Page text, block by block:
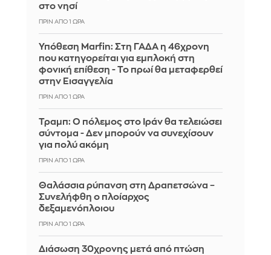
στο νησί
ΠΡΙΝ ΑΠΌ 1 ΏΡΑ
Υπόθεση Marfin: Στη ΓΑΔΑ η 46χρονη
που κατηγορείται για εμπλοκή στη
φονική επίθεση - Το πρωί θα μεταφερθεί
στην Εισαγγελία
ΠΡΙΝ ΑΠΌ 1 ΏΡΑ
Τραμπ: Ο πόλεμος στο Ιράν θα τελειώσει
σύντομα - Δεν μπορούν να συνεχίσουν
για πολύ ακόμη
ΠΡΙΝ ΑΠΌ 1 ΏΡΑ
Θαλάσσια ρύπανση στη Δραπετσώνα –
Συνελήφθη ο πλοίαρχος
δεξαμενόπλοιου
ΠΡΙΝ ΑΠΌ 1 ΏΡΑ
Διάσωση 30χρονης μετά από πτώση